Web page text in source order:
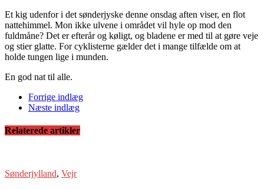
Et kig udenfor i det sønderjyske denne onsdag aften viser, en flot
nattehimmel. Mon ikke ulvene i området vil hyle op mod den
fuldmåne? Det er efterår og køligt, og bladene er med til at gøre veje
og stier glatte. For cyklisterne gælder det i mange tilfælde om at
holde tungen lige i munden.
En god nat til alle.
Forrige indlæg
Næste indlæg
Relaterede artikler
Sønderjylland, Vejr